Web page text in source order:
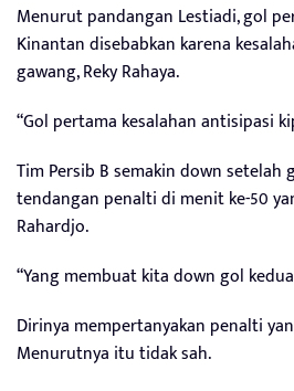
Menurut pandangan Lestiadi, gol
Kinantan disebabkan karena
gawang, Reky Rahaya.
“Gol pertama kesalahan antisipasi
Tim Persib B semakin down
tendangan penalti di menit ke-50
Rahardjo.
“Yang membuat kita down gol
Dirinya mempertanyakan penalti
Menurutnya itu tidak sah.